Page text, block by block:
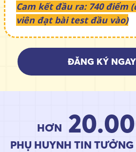
ĐĂNG KÝ NGAY
Cam kết đầu ra: 740 điểm
viên đạt bài test đầu vào)
HƠN
PHỤ HUYNH TIN